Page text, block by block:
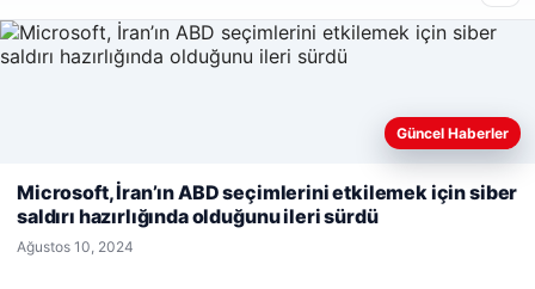
Web sitemizi nasıl kullandığınızı daha iyi anlayabilmek,
kullanıyoruz.Çerez Politikamız
Güncel Haberler
Microsoft, İran’ın ABD seçimlerini etkilemek için siber
saldırı hazırlığında olduğunu ileri sürdü
Ağustos 10, 2024